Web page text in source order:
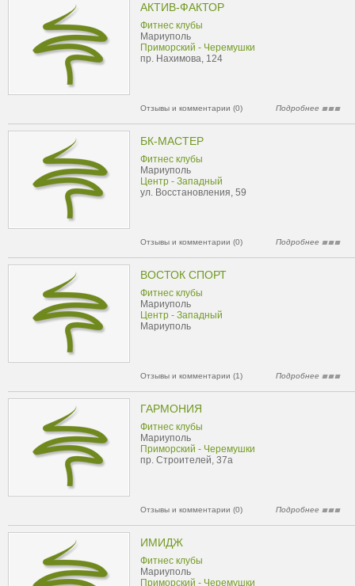
АКТИВ-ФАКТОР
Фитнес клубы
Мариуполь
Приморский - Черемушки
пр. Нахимова, 124
Отзывы и комментарии (0) Подробнее
БК-МАСТЕР
Фитнес клубы
Мариуполь
Центр - Западный
ул. Восстановления, 59
Отзывы и комментарии (0) Подробнее
ВОСТОК СПОРТ
Фитнес клубы
Мариуполь
Центр - Западный
Мариуполь
Отзывы и комментарии (1) Подробнее
ГАРМОНИЯ
Фитнес клубы
Мариуполь
Приморский - Черемушки
пр. Строителей, 37а
Отзывы и комментарии (0) Подробнее
ИМИДЖ
Фитнес клубы
Мариуполь
Приморский - Черемушки